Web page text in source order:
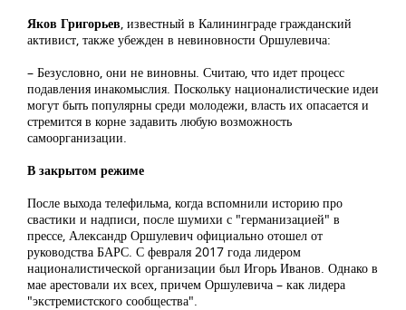
Яков Григорьев, известный в Калининграде гражданский
активист, также убежден в невиновности Оршулевича:
– Безусловно, они не виновны. Считаю, что идет процесс
подавления инакомыслия. Поскольку националистические идеи
могут быть популярны среди молодежи, власть их опасается и
стремится в корне задавить любую возможность
самоорганизации.
В закрытом режиме
После выхода телефильма, когда вспомнили историю про
свастики и надписи, после шумихи с "германизацией" в
прессе, Александр Оршулевич официально отошел от
руководства БАРС. С февраля 2017 года лидером
националистической организации был Игорь Иванов. Однако в
мае арестовали их всех, причем Оршулевича – как лидера
"экстремистского сообщества".